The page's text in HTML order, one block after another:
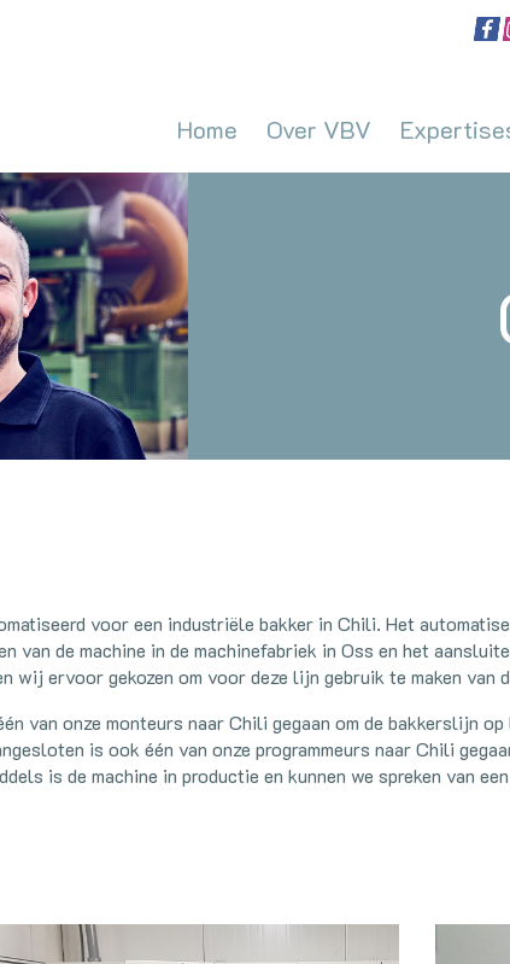
Home Over VBV
voor een industriële bakker in Chili. Het
van de machine in de machinefabriek in Oss en het
wij ervoor gekozen om voor deze lijn gebruik te maken van
van onze monteurs naar Chili gegaan om de bakkerslijn
is ook één van onze programmeurs naar Chili
is de machine in productie en kunnen we spreken van